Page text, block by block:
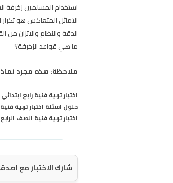
استخدام المسلمين زخرفة
التماثل المتعاكس هو
الدقة والنظام والاتزان من
ما هي قواعد الزخرفة؟
ملاحظة: هذه مجرد نماذج لاختبارات من عام 1446 وليس الإختبار
اختبار تربية فنية رابع
حلول اسئلة اختبار تربية
اختبار تربية فنية الصف الرابع
شارك الاختبار مع